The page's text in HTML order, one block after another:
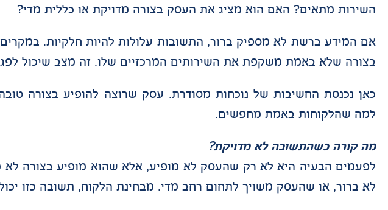
השירות מתאים? האם הוא מציג את העסק בצורה מדויקת או כללית מדי?
אם המידע ברשת לא מספיק ברור, התשובות עלולות להיות חלקיות. במקרים
בצורה שלא באמת משקפת את השירותים המרכזיים שלו. זה מצב שיכול
כאן נכנסת החשיבות של נוכחות מסודרת. עסק שרוצה להופיע בצורה
למה שהלקוחות באמת מחפשים.
מה קורה כשהתשובה לא מדויקת?
לפעמים הבעיה היא לא רק שהעסק לא מופיע, אלא שהוא מופיע בצורה לא
לא ברור, או שהעסק משויך לתחום רחב מדי. מבחינת הלקוח, תשובה כזו